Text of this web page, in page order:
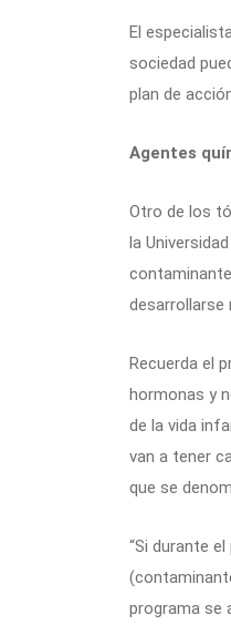
El
sociedad
plan de
Agentes
Otro de los
la
desarrollarse
Recuerda el
hormonas y
de la vida
van a tener
que se
“Si durante
programa se